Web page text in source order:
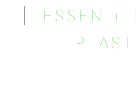
ESSEN +